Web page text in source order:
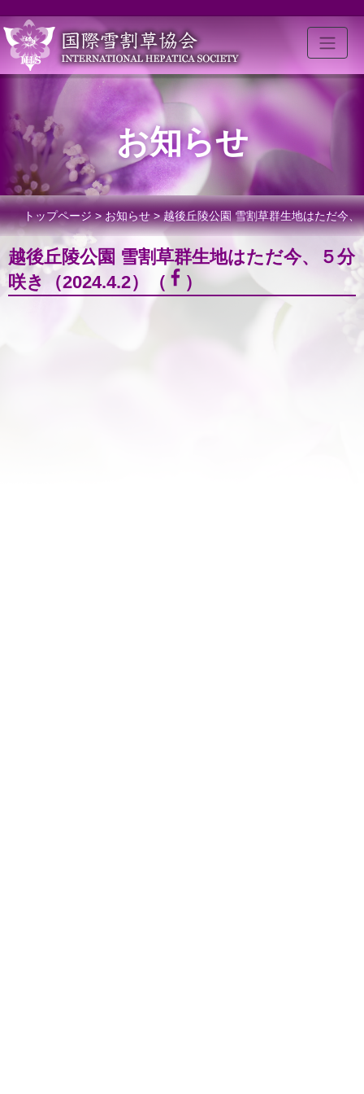
お知らせ
越後丘陵公園 雪割草群生地はただ今、５分
咲き（2024.4.2）（
）
トップページ>お知らせ> 越後丘陵公園 雪割草群生地はただ今、
５分咲き（2024.4.2）